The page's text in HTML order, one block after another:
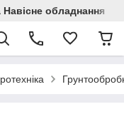
Навісне обладнання